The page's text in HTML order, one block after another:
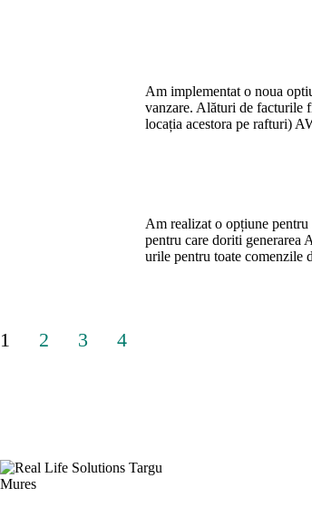
Am implementat o noua
vanzare. Alături de facturile
locația acestora pe rafturi)
Am realizat o opțiune
pentru care doriti generarea
urile pentru toate
Paginație
1 2 3 4